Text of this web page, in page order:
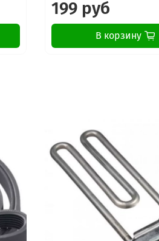
199 руб
В корзину